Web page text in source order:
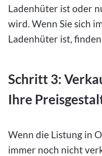
Ladenhüter ist oder
wird. Wenn Sie sich
Ladenhüter ist,
Schritt 3:
Ihre
Wenn die Listung in
immer noch nicht